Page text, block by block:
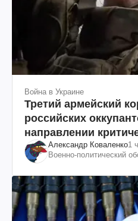
Война в Украине
Третий армейский
российских
направлении
как это удалось
Александр Коваленко1
Военно-политический